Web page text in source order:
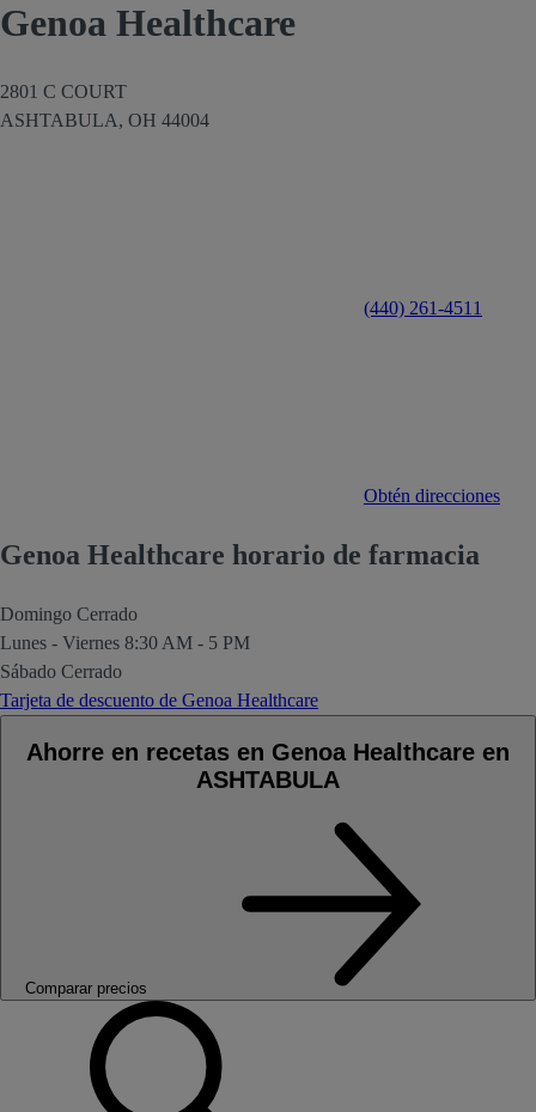
Genoa Healthcare
2801 C COURT
ASHTABULA, OH 44004
(440) 261-4511
Obtén direcciones
Genoa Healthcare horario de farmacia
Domingo Cerrado
Lunes - Viernes 8:30 AM - 5 PM
Sábado Cerrado
Tarjeta de descuento de Genoa Healthcare
Ahorre en recetas en Genoa Healthcare en
ASHTABULA
Comparar precios